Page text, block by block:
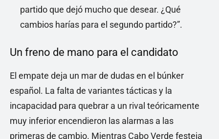
partido que dejó mucho que desear. ¿Qué
cambios harías para el segundo partido?”.
Un freno de mano para el candidato
El empate deja un mar de dudas en el búnker
español. La falta de variantes tácticas y la
incapacidad para quebrar a un rival teóricamente
muy inferior encendieron las alarmas a las
primeras de cambio. Mientras Cabo Verde festeja